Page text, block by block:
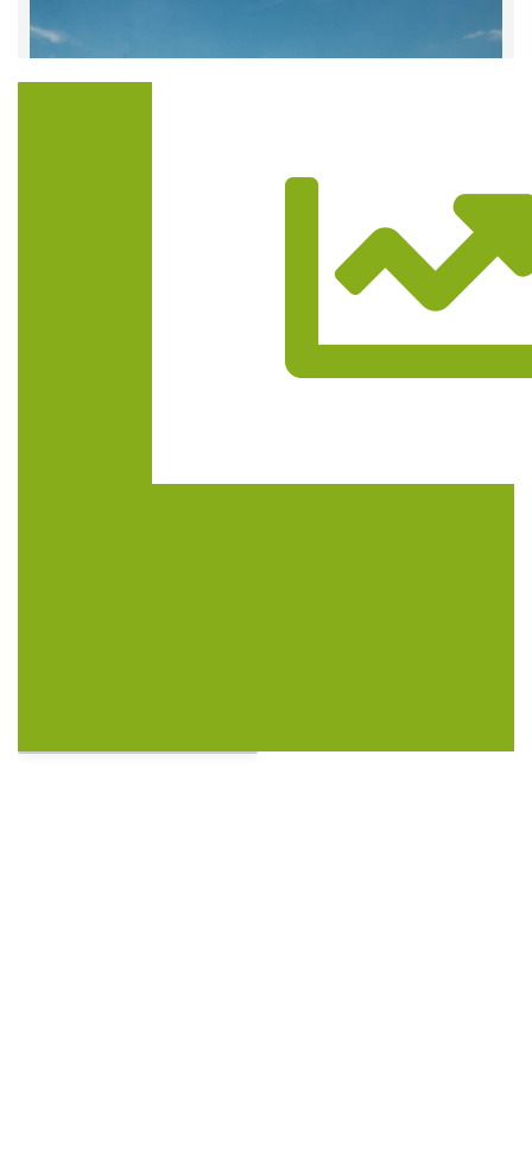
Trasa